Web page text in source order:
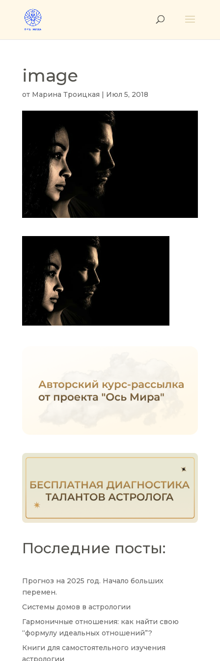
image
от Марина Троицкая | Июл 5, 2018
Последние посты:
Прогноз на 2025 год. Начало больших
перемен.
Системы домов в астрологии
Гармоничные отношения: как найти свою
“формулу идеальных отношений”?
Книги для самостоятельного изучения
астрологии